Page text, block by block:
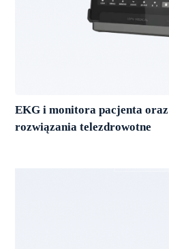
EKG i monitora pacjenta oraz
rozwiązania telezdrowotne